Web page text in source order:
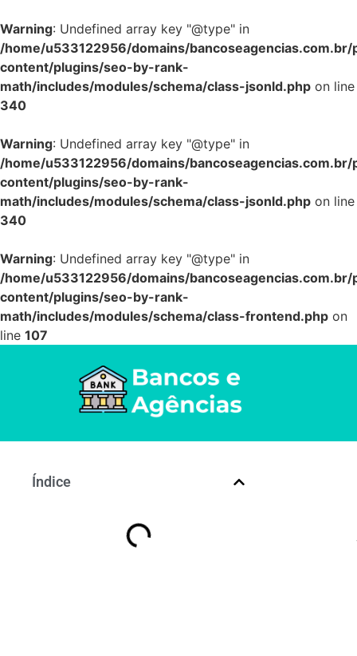
Warning: Undefined array key "@type" in
/home/u533122956/domains/
content/plugins/seo-by-rank-
math/includes/modules/schema/class-jsonld.php on line
340
Warning: Undefined array key "@type" in
/home/u533122956/domains/
content/plugins/seo-by-rank-
math/includes/modules/schema/class-jsonld.php on line
340
Warning: Undefined array key "@type" in
/home/u533122956/domains/
content/plugins/seo-by-rank-
math/includes/modules/schema/class-frontend.php on
line 107
Índice